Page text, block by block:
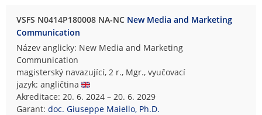
VSFS N0414P180008 NA-NC New Media and Marketing
Communication
Název anglicky: New Media and Marketing
Communication
magisterský navazující, 2 r., Mgr., vyučovací
jazyk: angličtina
Akreditace: 20. 6. 2024 – 20. 6. 2029
Garant:doc. Giuseppe Maiello, Ph.D.